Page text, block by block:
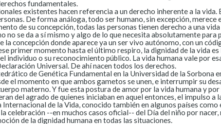
fundamentales.
existentes hacen referencia a un derecho inherente a la
De forma análoga, todo ser humano, sin excepción,
de su concepción, todas las personas tienen derecho a una
no se da a sí mismo y algo de lo que necesita absolutamente
la concepción donde aparece ya un ser vivo autónomo, con un
primer momento hasta el último respiro, la dignidad de la vida
individuo o su reconocimiento público. La vida humana vale por
Universal. De ahí nacen todos los derechos.
de Genética Fundamental en la Universidad de la
el momento en que ambos gametos se unen, e interrumpir su
materno. Y fue esta postura de amor por la vida humana y
del agrado de quienes iniciaban en aquel entonces, el impulso a
de la Vida, conocido también en algunos países
celebración --en muchos casos oficial-- del Día del niño por
de la dignidad humana en todas las situaciones.